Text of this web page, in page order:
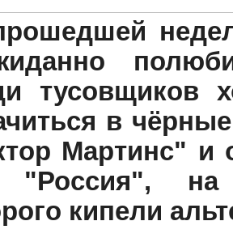
тусовщиков
в
Мартинс" и
"Россия", на
кипели